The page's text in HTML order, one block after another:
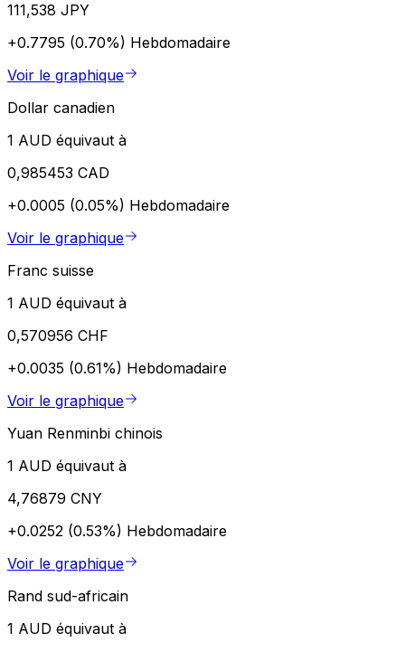
111,538 JPY
+0.7795 (0.70%) Hebdomadaire
Voir le graphique
Dollar canadien
1 AUD équivaut à
0,985453 CAD
+0.0005 (0.05%) Hebdomadaire
Voir le graphique
Franc suisse
1 AUD équivaut à
0,570956 CHF
+0.0035 (0.61%) Hebdomadaire
Voir le graphique
Yuan Renminbi chinois
1 AUD équivaut à
4,76879 CNY
+0.0252 (0.53%) Hebdomadaire
Voir le graphique
Rand sud-africain
1 AUD équivaut à